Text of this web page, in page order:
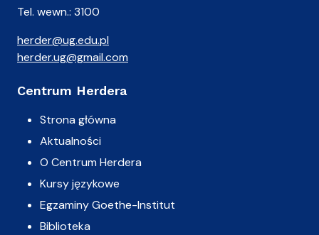
Tel. wewn.: 3100
herder@ug.edu.pl
herder.ug@gmail.com
Centrum Herdera
Strona główna
Aktualności
O Centrum Herdera
Kursy językowe
Egzaminy Goethe-Institut
Biblioteka